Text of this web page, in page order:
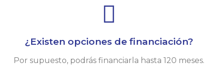
¿Existen opciones de financiación?
Por supuesto, podrás financiarla hasta 120 meses.